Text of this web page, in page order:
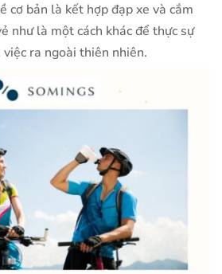
cơ bản là kết hợp đạp xe và cắm
như là một cách khác để thực sự
ra ngoài thiên nhiên.